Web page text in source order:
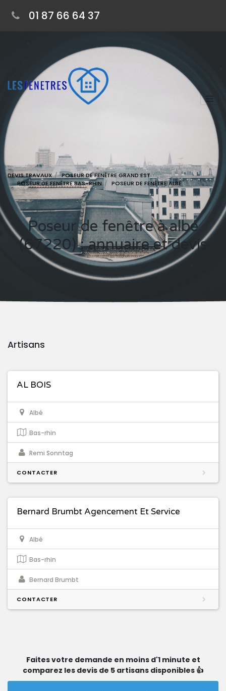
01 87 66 64 37
DEVIS TRAVAUX
POSEUR DE FENÊTRE GRAND EST
POSEUR DE FENÊTRE BAS-RHIN
POSEUR DE FENÊTRE ALBÉ
Poseur de fenêtre à albé
(67220) : annuaire et devis
Artisans
AL BOIS
Albé
Bas-rhin
Remi Sonntag
CONTACTER
Bernard Brumbt Agencement Et Service
Albé
Bas-rhin
Bernard Brumbt
CONTACTER
Faites votre demande en moins d'1 minute et
comparez les devis de 5 artisans disponibles 👍